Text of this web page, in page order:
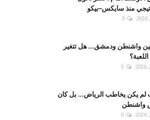
منذ سايكس–بيكو
0
بين واشنطن ودمشق... هل تتغير
0
لم يكن يخاطب الرياض... بل كان
واشنطن
0